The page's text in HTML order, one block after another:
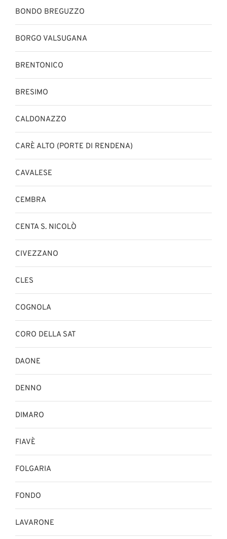
BONDO BREGUZZO
BORGO VALSUGANA
BRENTONICO
BRESIMO
CALDONAZZO
CARÈ ALTO (PORTE DI RENDENA)
CAVALESE
CEMBRA
CENTA S. NICOLÒ
CIVEZZANO
CLES
COGNOLA
CORO DELLA SAT
DAONE
DENNO
DIMARO
FIAVÈ
FOLGARIA
FONDO
LAVARONE